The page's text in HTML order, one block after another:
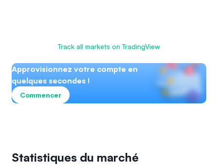
Track all markets on TradingView
Approvisionnez votre compte en
quelques secondes !
Commencer
Statistiques du marché